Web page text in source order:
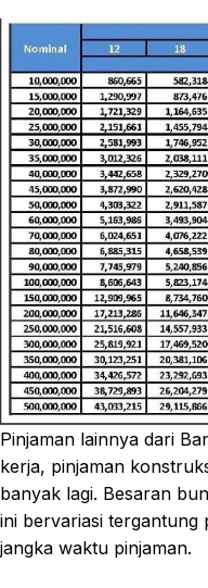
Pinjaman lainnya dari
kerja, pinjaman
banyak lagi. Besaran
ini bervariasi tergantung
jangka waktu pinjaman.